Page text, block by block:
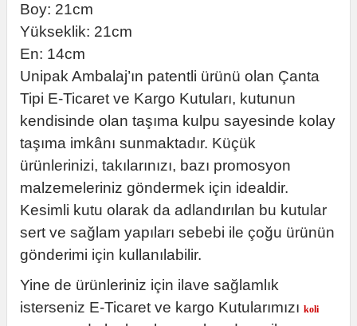
Boy: 21cm
Yükseklik: 21cm
En: 14cm
Unipak Ambalaj’ın patentli ürünü olan Çanta
Tipi E-Ticaret ve Kargo Kutuları, kutunun
kendisinde olan taşıma kulpu sayesinde kolay
taşıma imkânı sunmaktadır. Küçük
ürünlerinizi, takılarınızı, bazı promosyon
malzemeleriniz göndermek için idealdir.
Kesimli kutu olarak da adlandırılan bu kutular
sert ve sağlam yapıları sebebi ile çoğu ürünün
gönderimi için kullanılabilir.
Yine de ürünleriniz için ilave sağlamlık
isterseniz E-Ticaret ve kargo Kutularımızı koli